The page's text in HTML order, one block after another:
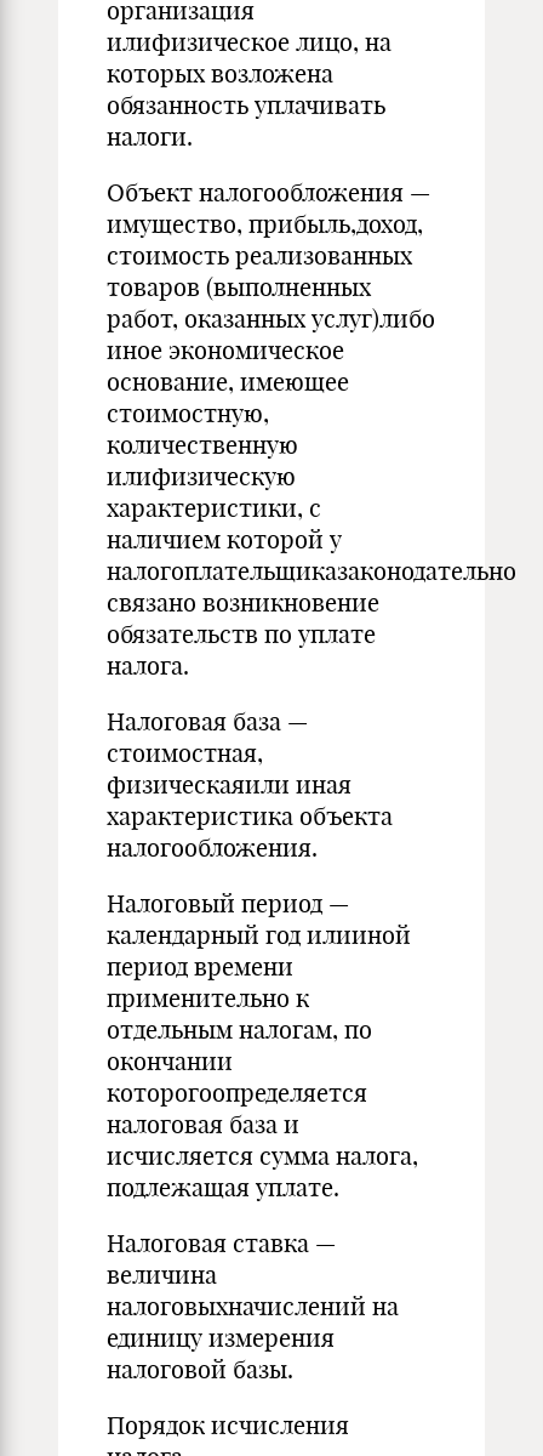
организация
илифизическое лицо, на
которых возложена
обязанность уплачивать
налоги.
Объект налогообложения —
имущество, прибыль,доход,
стоимость реализованных
товаров (выполненных
работ, оказанных услуг)либо
иное экономическое
основание, имеющее
стоимостную,
количественную
илифизическую
характеристики, с
наличием которой у
налогоплательщиказаконодательно
связано возникновение
обязательств по уплате
налога.
Налоговая база —
стоимостная,
физическаяили иная
характеристика объекта
налогообложения.
Налоговый период —
календарный год илииной
период времени
применительно к
отдельным налогам, по
окончании
которогоопределяется
налоговая база и
исчисляется сумма налога,
подлежащая уплате.
Налоговая ставка —
величина
налоговыхначислений на
единицу измерения
налоговой базы.
Порядок исчисления